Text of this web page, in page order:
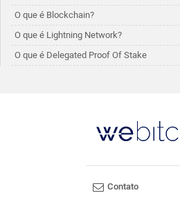
O que é Blockchain?
O que é Lightning Network?
O que é Delegated Proof Of Stake
Contato